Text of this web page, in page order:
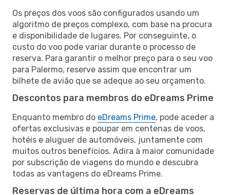
Os preços dos voos são configurados usando um
algoritmo de preços complexo, com base na procura
e disponibilidade de lugares. Por conseguinte, o
custo do voo pode variar durante o processo de
reserva. Para garantir o melhor preço para o seu voo
para Palermo, reserve assim que encontrar um
bilhete de avião que se adeque ao seu orçamento.
Descontos para membros do eDreams Prime
Enquanto membro do eDreams Prime, pode aceder a
ofertas exclusivas e poupar em centenas de voos,
hotéis e aluguer de automóveis, juntamente com
muitos outros benefícios. Adira à maior comunidade
por subscrição de viagens do mundo e descubra
todas as vantagens do eDreams Prime.
Reservas de última hora com a eDreams